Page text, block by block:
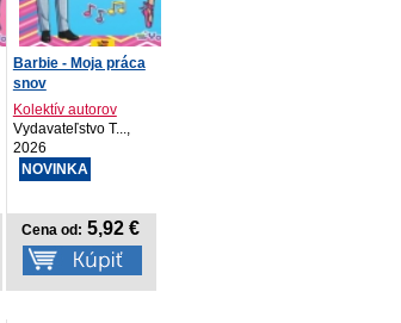
Barbie - Moja práca
snov
Kolektív autorov
Vydavateľstvo T...,
2026
NOVINKA
Cena od: 5,92 €